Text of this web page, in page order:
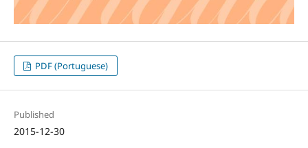
PDF (Portuguese)
Published
2015-12-30